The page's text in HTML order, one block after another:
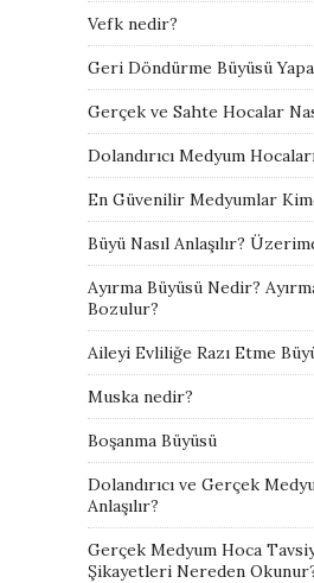
Vefk nedir?
Geri Döndürme Büyüsü
Gerçek ve Sahte Hocalar
Dolandırıcı Medyum
En Güvenilir Medyumlar
Büyü Nasıl Anlaşılır?
Ayırma Büyüsü Nedir?
Bozulur?
Aileyi Evliliğe Razı Etme
Muska nedir?
Boşanma Büyüsü
Dolandırıcı ve Gerçek
Anlaşılır?
Gerçek Medyum Hoca
Şikayetleri Nereden